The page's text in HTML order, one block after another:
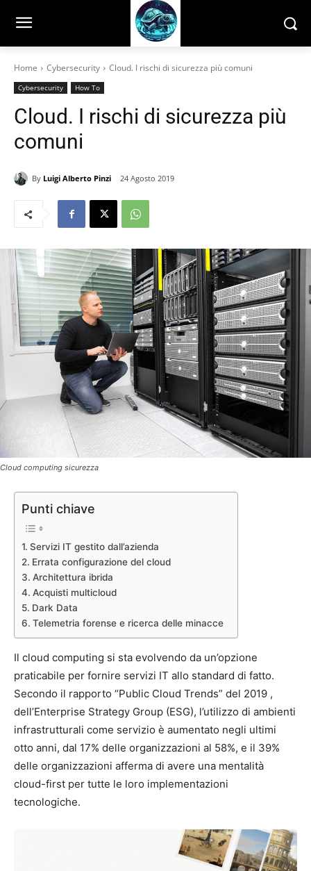
Home Cybersecurity Cloud. I rischi di sicurezza più comuni
Cybersecurity How To
Cloud. I rischi di sicurezza più
comuni
By Luigi Alberto Pinzi 24 Agosto 2019
Cloud computing sicurezza
Punti chiave
Servizi IT gestito dall’azienda
Errata configurazione del cloud
Architettura ibrida
Acquisti multicloud
Dark Data
Telemetria forense e ricerca delle minacce
Il cloud computing si sta evolvendo da un’opzione
praticabile per fornire servizi IT allo standard di fatto.
Secondo il rapporto “Public Cloud Trends” del 2019 ,
dell’Enterprise Strategy Group (ESG), l’utilizzo di ambienti
infrastrutturali come servizio è aumentato negli ultimi
otto anni, dal 17% delle organizzazioni al 58%, e il 39%
delle organizzazioni afferma di avere una mentalità
cloud-first per tutte le loro implementazioni
tecnologiche.